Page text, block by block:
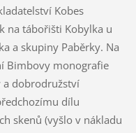
Kobes
na tábořišti Kobylka u
a skupiny Paběrky. Na
Bimbovy monografie
a dobrodružství
dílu
skenů (vyšlo v nákladu